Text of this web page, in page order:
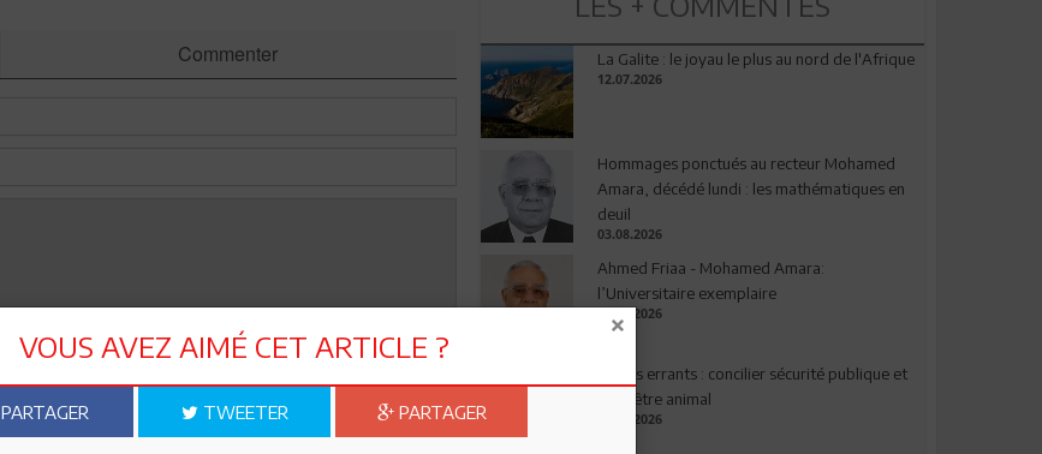
Commenter
Envoyer
La Galite : le joyau le plus au nord de l'Afrique
12.07.2026
Hommages ponctués au recteur Mohamed
Amara, décédé lundi : les mathématiques en
deuil
03.08.2026
Ahmed Friaa - Mohamed Amara:
l’Universitaire exemplaire
04.08.2026
Chiens errants : concilier sécurité publique et
bien-être animal
17.07.2026
VOUS AVEZ AIMÉ CET ARTICLE ?
PARTAGER TWEETER PARTAGER